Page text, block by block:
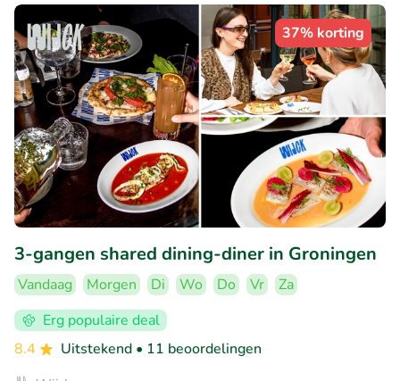
37% korting
3-gangen shared dining-diner in Groningen
Vandaag Morgen Di Wo Do Vr
Za
Erg populaire deal
8.4
Uitstekend • 11 beoordelingen